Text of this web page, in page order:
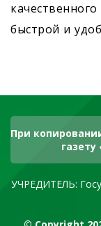
быстрой и
При
УЧРЕДИТЕЛЬ: